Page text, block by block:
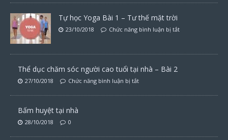
Tự học Yoga Bài 1 – Tư thế mặt trời
23/10/2018 Chức năng bình luận bị tắt
Thể dục chăm sóc người cao tuổi tại nhà – Bài 2
27/10/2018 Chức năng bình luận bị tắt
Bấm huyệt tại nhà
28/10/2018 0